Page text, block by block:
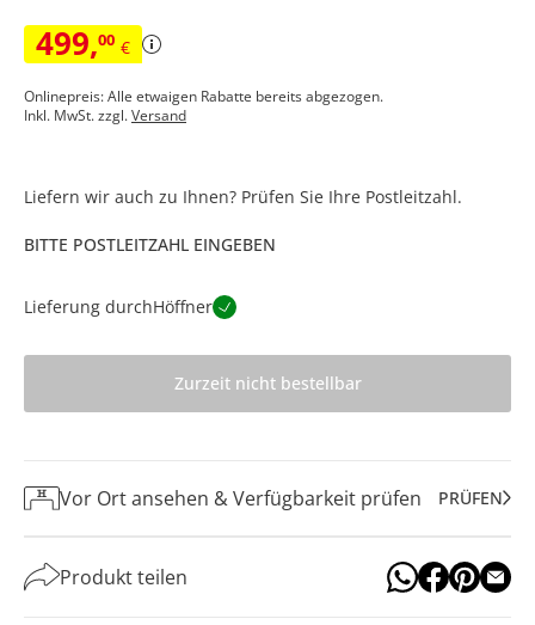
499,00 €
Onlinepreis: Alle etwaigen Rabatte bereits abgezogen.
Inkl. MwSt. zzgl.Versand
Liefern wir auch zu Ihnen? Prüfen Sie Ihre Postleitzahl.
BITTE POSTLEITZAHL EINGEBEN
Lieferung durchHöffner
Zurzeit nicht bestellbar
Vor Ort ansehen & Verfügbarkeit prüfen PRÜFEN
Produkt teilen